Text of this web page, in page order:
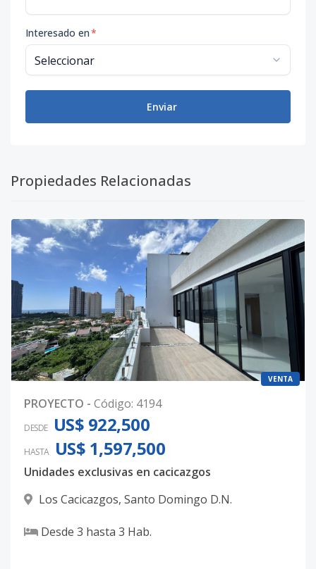
Interesado en*
Enviar
Propiedades Relacionadas
VENTA
PROYECTO - Código: 4194
DESDE US$ 922,500
HASTA US$ 1,597,500
Unidades exclusivas en cacicazgos
Los Cacicazgos, Santo Domingo D.N.
Desde 3 hasta 3 Hab.